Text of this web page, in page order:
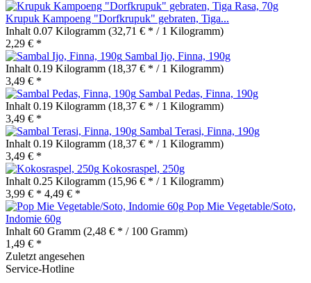
Krupuk Kampoeng "Dorfkrupuk" gebraten, Tiga...
Inhalt 0.07 Kilogramm (32,71 € * / 1 Kilogramm)
2,29 € *
Sambal Ijo, Finna, 190g
Inhalt 0.19 Kilogramm (18,37 € * / 1 Kilogramm)
3,49 € *
Sambal Pedas, Finna, 190g
Inhalt 0.19 Kilogramm (18,37 € * / 1 Kilogramm)
3,49 € *
Sambal Terasi, Finna, 190g
Inhalt 0.19 Kilogramm (18,37 € * / 1 Kilogramm)
3,49 € *
Kokosraspel, 250g
Inhalt 0.25 Kilogramm (15,96 € * / 1 Kilogramm)
3,99 € * 4,49 € *
Pop Mie Vegetable/Soto,
Indomie 60g
Inhalt 60 Gramm (2,48 € * / 100 Gramm)
1,49 € *
Zuletzt angesehen
Service-Hotline